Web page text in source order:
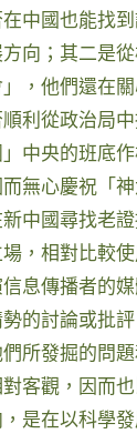
中國也能找
向；其二是
」，他們還在
利從政治局
中央的班底
無心慶祝「
中國尋找老
，相對比較
息傳播者的
的討論或批
所發掘的問
客觀，因而
是在以科學